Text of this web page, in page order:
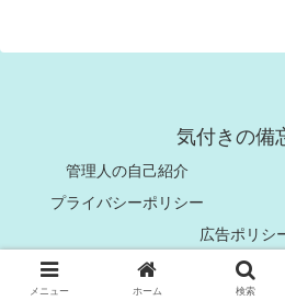
気付きの備
管理人の自己紹介
プライバシーポリシー
広告ポリシ
© 2021 気付きの
メニュー ホーム 検索